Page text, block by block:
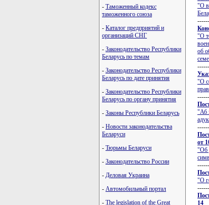
- Таможенный кодекс
таможенного союза
- Каталог предприятий и
организаций СНГ
- Законодательство Республики
Беларусь по темам
- Законодательство Республики
Беларусь по дате принятия
- Законодательство Республики
Беларусь по органу принятия
- Законы Республики Беларусь
- Новости законодательства
Беларуси
- Тюрьмы Беларуси
- Законодательство России
- Деловая Украина
- Автомобильный портал
- The legislation of the Great
"О
"О
об
"О
"Аб
от
"Об
"О
14